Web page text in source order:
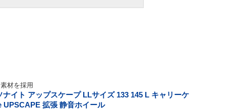
材を採用
イト アップスケープ LLサイズ 133 145 L キャリーケ
拡張 静音ホイール